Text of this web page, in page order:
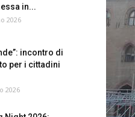
in...
2026
incontro di
per i cittadini
2026